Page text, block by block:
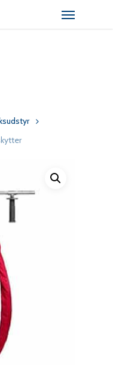
Menu